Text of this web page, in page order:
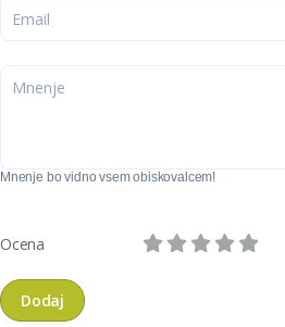
Mnenje bo vidno vsem obiskovalcem!
Ocena